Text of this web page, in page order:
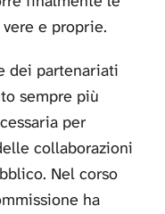
e proprie.
dei partenariati
sempre più
per
collaborazioni
Nel corso
ha